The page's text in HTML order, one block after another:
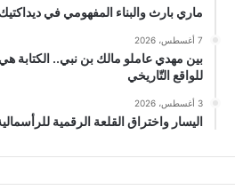
ماري بارث والبناء المفهومي في
7 أغسطس، 2026
بين مهدي عاملو مالك بن نبي.. الكتابة
للواقع التّاريخي
3 أغسطس، 2026
اليسار واختراق القلعة الرقمية